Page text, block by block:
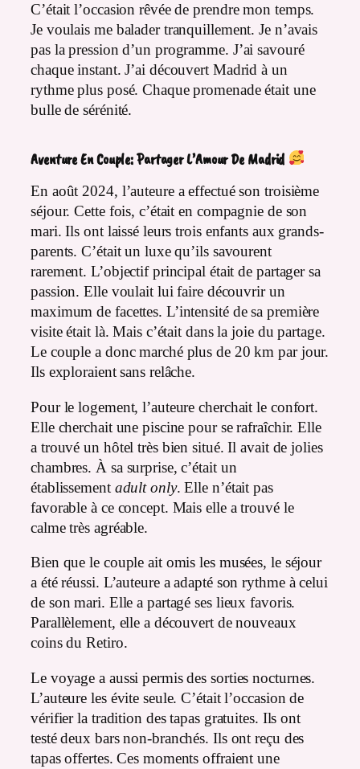
C’était l’occasion rêvée de prendre mon temps.
Je voulais me balader tranquillement. Je n’avais
pas la pression d’un programme. J’ai savouré
chaque instant. J’ai découvert Madrid à un
rythme plus posé. Chaque promenade était une
bulle de sérénité.
Aventure En Couple: Partager L’Amour De Madrid
En août 2024, l’auteure a effectué son troisième
séjour. Cette fois, c’était en compagnie de son
mari. Ils ont laissé leurs trois enfants aux grands-
parents. C’était un luxe qu’ils savourent
rarement. L’objectif principal était de partager sa
passion. Elle voulait lui faire découvrir un
maximum de facettes. L’intensité de sa première
visite était là. Mais c’était dans la joie du partage.
Le couple a donc marché plus de 20 km par jour.
Ils exploraient sans relâche.
Pour le logement, l’auteure cherchait le confort.
Elle cherchait une piscine pour se rafraîchir. Elle
a trouvé un hôtel très bien situé. Il avait de jolies
chambres. À sa surprise, c’était un
établissement adult only. Elle n’était pas
favorable à ce concept. Mais elle a trouvé le
calme très agréable.
Bien que le couple ait omis les musées, le séjour
a été réussi. L’auteure a adapté son rythme à celui
de son mari. Elle a partagé ses lieux favoris.
Parallèlement, elle a découvert de nouveaux
coins du Retiro.
Le voyage a aussi permis des sorties nocturnes.
L’auteure les évite seule. C’était l’occasion de
vérifier la tradition des tapas gratuites. Ils ont
testé deux bars non-branchés. Ils ont reçu des
tapas offertes. Ces moments offraient une